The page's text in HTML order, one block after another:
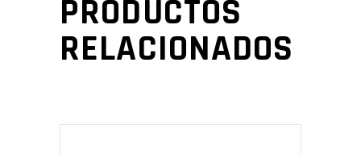
PRODUCTOS
RELACIONADOS